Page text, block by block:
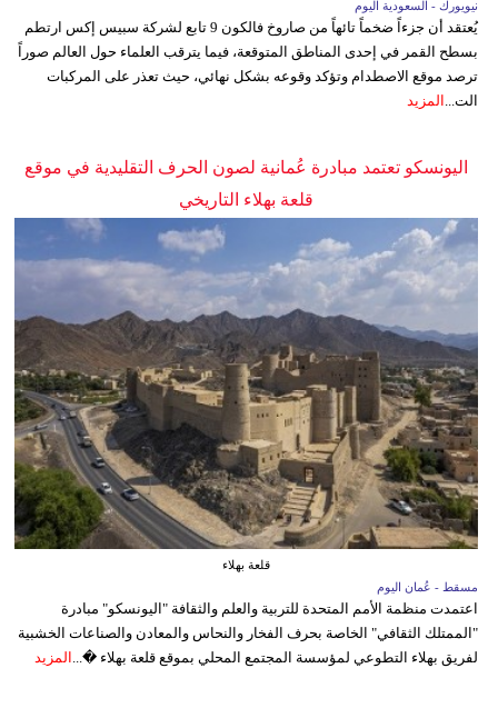
نيويورك - السعودية اليوم
يُعتقد أن جزءاً ضخماً تائهاً من صاروخ فالكون 9 تابع لشركة سبيس إكس ارتطم
بسطح القمر في إحدى المناطق المتوقعة، فيما يترقب العلماء حول العالم صوراً
ترصد موقع الاصطدام وتؤكد وقوعه بشكل نهائي، حيث تعذر على المركبات
الت... المزيد
اليونسكو تعتمد مبادرة عُمانية لصون الحرف التقليدية في موقع
قلعة بهلاء التاريخي
قلعة بهلاء
مسقط - عُمان اليوم
اعتمدت منظمة الأمم المتحدة للتربية والعلم والثقافة "اليونسكو" مبادرة
"الممتلك الثقافي" الخاصة بحرف الفخار والنحاس والمعادن والصناعات الخشبية
لفريق بهلاء التطوعي لمؤسسة المجتمع المحلي بموقع قلعة بهلاء �... المزيد